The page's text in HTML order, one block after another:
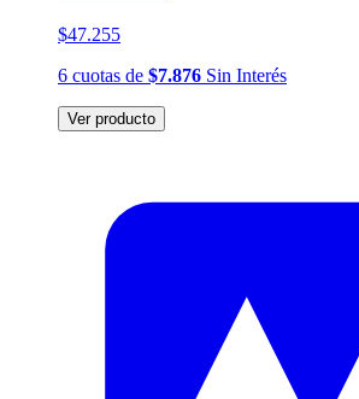
$47.255
6 cuotas de $7.876 Sin Interés
Ver producto